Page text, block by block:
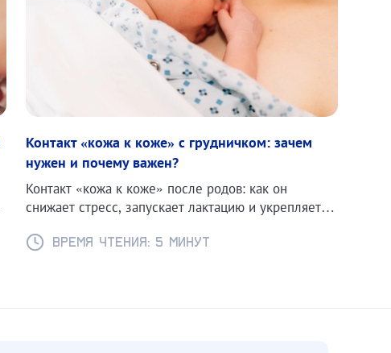
Контакт «кожа к коже» с грудничком: зачем
нужен и почему важен?
Контакт «кожа к коже» после родов: как он
снижает стресс, запускает лактацию и укрепляет
Время чтения: 5 минут